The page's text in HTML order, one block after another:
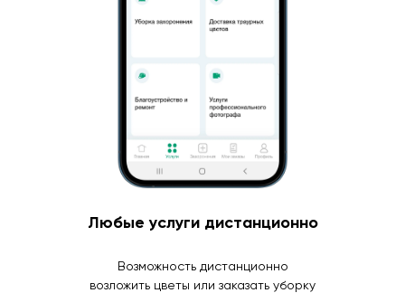
Любые услуги дистанционно
Возможность дистанционно
возложить цветы или заказать уборку